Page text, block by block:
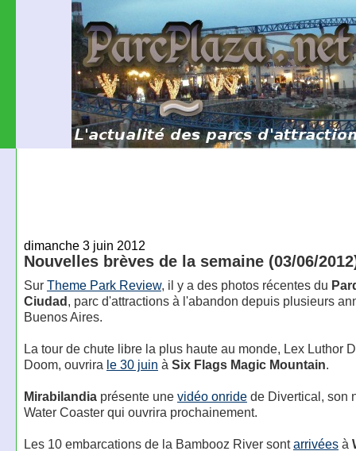
dimanche 3 juin 2012
Nouvelles brèves de la semaine (03/06/
Sur Theme Park Review, il y a des photos récentes du
Ciudad, parc d'attractions à l'abandon depuis plusieurs
Buenos Aires.
La tour de chute libre la plus haute au monde, Lex Luthor
Doom, ouvrira le 30 juin à Six Flags Magic Mountain.
Mirabilandiaprésente une vidéo onridede Divertical, son
Water Coaster qui ouvrira prochainement.
Les 10 embarcations de la Bambooz River sontarrivéesà